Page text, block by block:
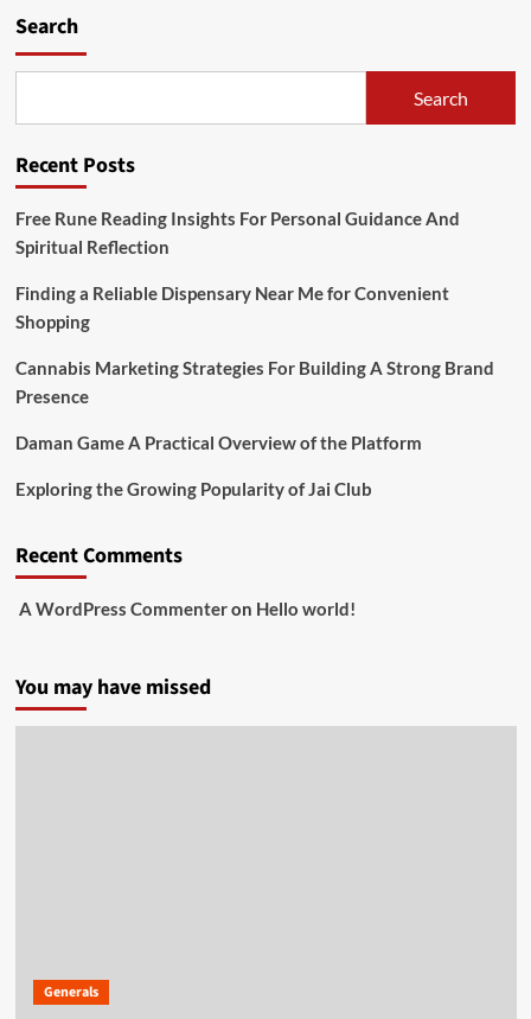
Search
Search
Recent Posts
Free Rune Reading Insights For Personal Guidance And
Spiritual Reflection
Finding a Reliable Dispensary Near Me for Convenient
Shopping
Cannabis Marketing Strategies For Building A Strong Brand
Presence
Daman Game A Practical Overview of the Platform
Exploring the Growing Popularity of Jai Club
Recent Comments
A WordPress Commenteron Hello world!
You may have missed
Generals